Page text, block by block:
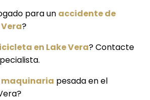
para un accidente de
?
en Lake Vera? Contacte
maquinaria pesada en el